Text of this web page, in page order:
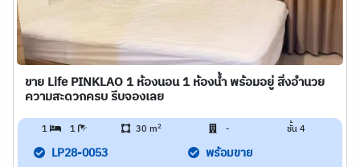
ขาย Life PINKLAO 1 ห้องนอน 1 ห้องน้ำ พร้อมอยู่ สิ่งอำนวย
ความสะดวกครบ รีบจองเลย
1 1 30 m2 - ชั้น 4
LP28-0053 พร้อมขาย